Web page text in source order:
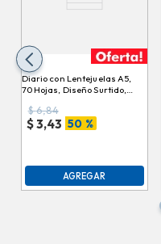
Diario con Lentejuelas A5,
70 Hojas, Diseño Surtido,
$6,84
$3,43 50 %
AGREGAR